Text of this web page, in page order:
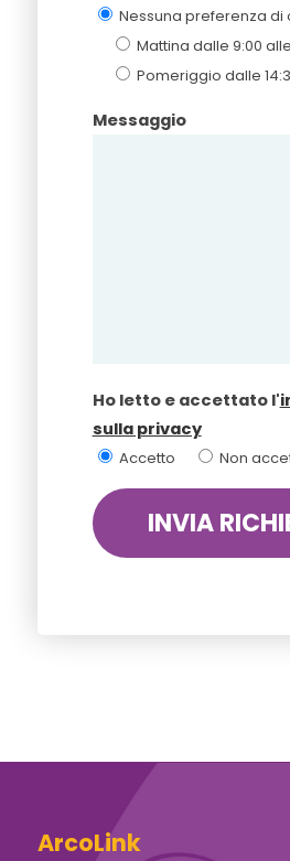
Nessuna preferenza di
Mattina dalle 9:00
Pomeriggio dalle
Messaggio
Ho letto e accettato l'
sulla privacy
Accetto Non
ArcoLink